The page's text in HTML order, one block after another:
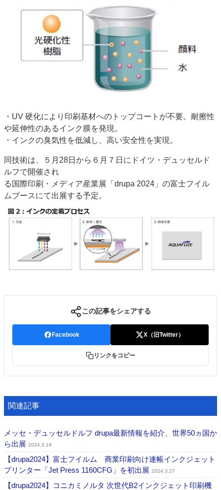
・UV 硬化により印刷基材へのトップコートが不要。耐擦性
や延伸性のあるインク膜を発現。
・インクの臭気性を低減し、高い安全性を実現。
同技術は、５月28日から６月７日にドイツ・デュッセルド
ルフで開催され
る国際印刷・メディア産業展「drupa 2024」の富士フイル
ムブースにて出展する予定。
この記事をシェアする
Facebook X（旧Twitter）
リンクをコピー
関連記事
メッセ・デュッセルドルフ drupa最新情報を紹介、世界50ヵ国か
ら出展 2024.3.19
【drupa2024】富士フイルム 商業印刷向け連帳インクジェット
プリンター「Jet Press 1160CFG」を初出展 2024.3.27
【drupa2024】コニカミノルタ 次世代B2インクジェット印刷機